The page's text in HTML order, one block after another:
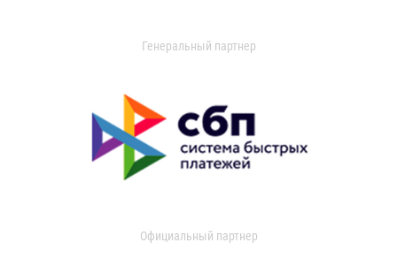
Генеральный партнер
Официальный партнер